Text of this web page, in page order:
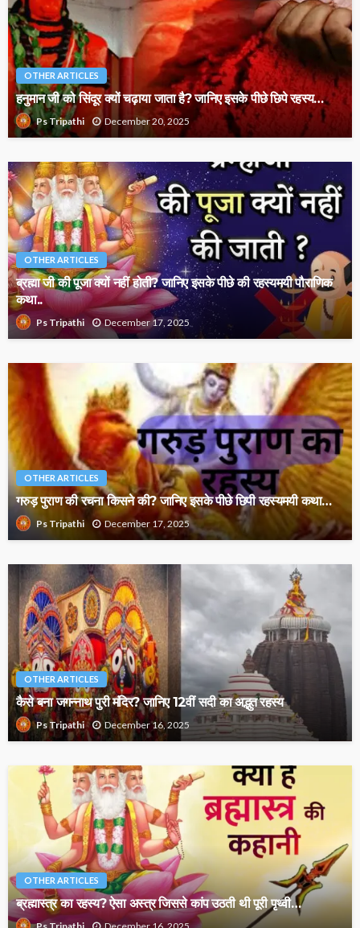
OTHER ARTICLES
हनुमान जी को सिंदूर क्यों चढ़ाया जाता है? जानिए इसके पीछे छिपे रहस्य…
Ps Tripathi December 20, 2025
OTHER ARTICLES
ब्रह्मा जी की पूजा क्यों नहीं होती? जानिए इसके पीछे की रहस्यमयी पौराणिक
कथा..
Ps Tripathi December 17, 2025
OTHER ARTICLES
गरुड़ पुराण की रचना किसने की? जानिए इसके पीछे छिपी रहस्यमयी कथा…
Ps Tripathi December 17, 2025
OTHER ARTICLES
कैसे बना जगन्नाथ पुरी मंदिर? जानिए 12वीं सदी का अद्भुत रहस्य
Ps Tripathi December 16, 2025
OTHER ARTICLES
ब्रह्मास्त्र का रहस्य? ऐसा अस्त्र जिससे कांप उठती थी पूरी पृथ्वी…